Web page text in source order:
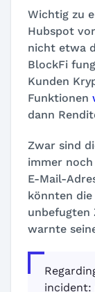
Wichtig zu
Hubspot
nicht etwa
BlockFi
Kunden
Funktionen
dann
Zwar sind
immer
E-Mail-
könnten die
unbefugten
warnte
incident: